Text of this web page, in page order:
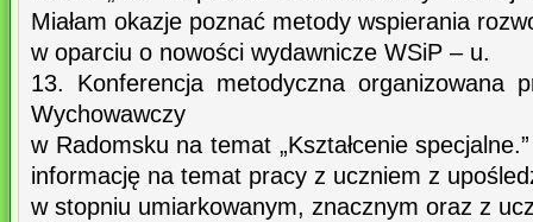
Miałam okazje poznać metody wspierania
w oparciu o nowości wydawnicze WSiP – u.
13. Konferencja metodyczna organizowana
Wychowawczy
w Radomsku na temat „Kształcenie
informację na temat pracy z uczniem z
w stopniu umiarkowanym, znacznym oraz z